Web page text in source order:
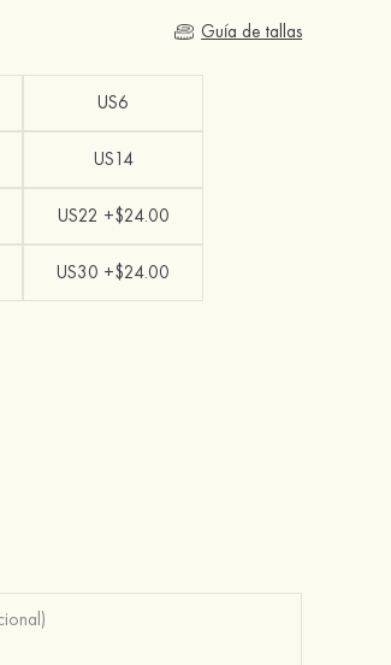
Guía de tallas
US6
US14
US22 +$24.00
US30 +$24.00